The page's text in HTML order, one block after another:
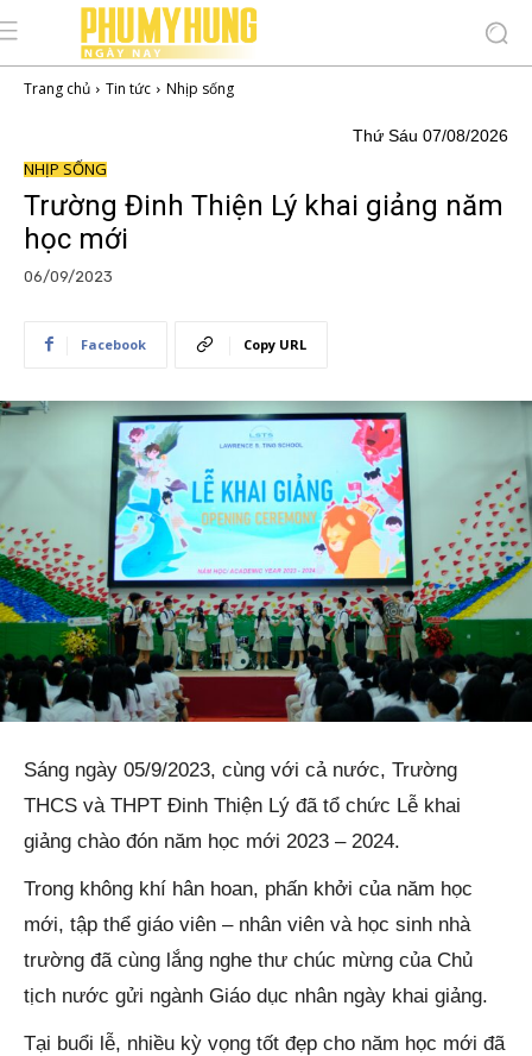
Trang chủ Tin tức Nhịp sống
Thứ Sáu 07/08/2026
NHỊP SỐNG
Trường Đinh Thiện Lý khai giảng năm
học mới
06/09/2023
Facebook Copy URL
Sáng ngày 05/9/2023, cùng với cả nước, Trường
THCS và THPT Đinh Thiện Lý đã tổ chức Lễ khai
giảng chào đón năm học mới 2023 – 2024.
Trong không khí hân hoan, phấn khởi của năm học
mới, tập thể giáo viên – nhân viên và học sinh nhà
trường đã cùng lắng nghe thư chúc mừng của Chủ
tịch nước gửi ngành Giáo dục nhân ngày khai giảng.
Tại buổi lễ, nhiều kỳ vọng tốt đẹp cho năm học mới đã